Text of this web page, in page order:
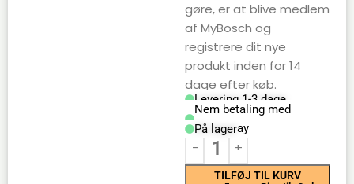
gøre, er at blive medlem
af MyBosch og
registrere dit nye
produkt inden for 14
dage efter køb.
Levering 1-3 dage
Nem betaling med
Mobilepay
På lager
TILFØJ TIL KURV